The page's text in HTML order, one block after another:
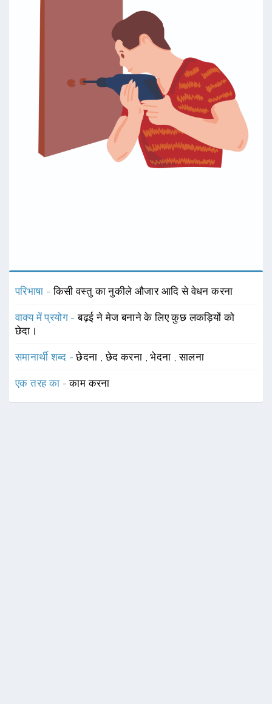
परिभाषा -किसी वस्तु का नुकीले औजार आदि से वेधन करना
वाक्य में प्रयोग -बढ़ई ने मेज बनाने के लिए कुछ लकड़ियों को
छेदा।
समानार्थी शब्द -छेदना ,छेद करना ,भेदना ,सालना
एक तरह का -काम करना